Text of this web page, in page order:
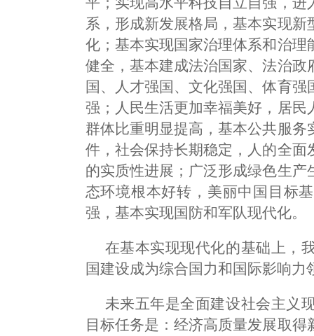
系，形成新发展格局，基本实现
化；基本实现国家治理体系和治
健全，基本建成法治国家、法治
国、人才强国、文化强国、体育
强；人民生活更加幸福美好，居
群体比重明显提高，基本公共服
件，社会保持长期稳定，人的全
的实质性进展；广泛形成绿色生
态环境根本好转，美丽中国目标
强，基本实现国防和军队现代化。
在基本实现现代化的基础上，
国建设成为综合国力和国际影响
未来五年是全面建设社会主义
目标任务是：经济高质量发展取